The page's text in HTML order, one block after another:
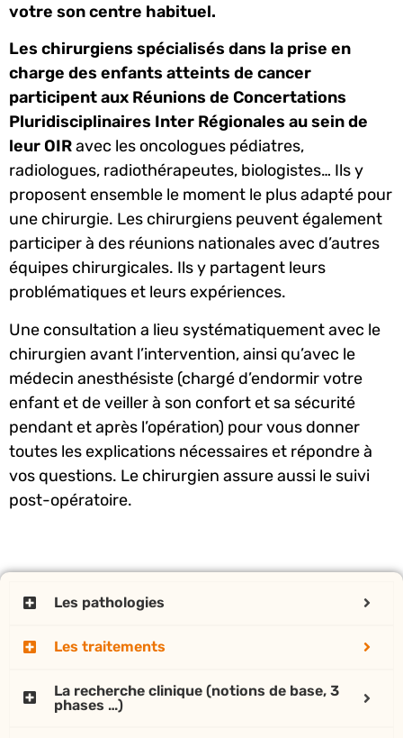
votre son centre habituel.
Les chirurgiens spécialisés dans la prise en
charge des enfants atteints de cancer
participent aux Réunions de Concertations
Pluridisciplinaires Inter Régionales au sein de
leur OIRavec les oncologues pédiatres,
radiologues, radiothérapeutes, biologistes… Ils y
proposent ensemble le moment le plus adapté pour
une chirurgie. Les chirurgiens peuvent également
participer à des réunions nationales avec d’autres
équipes chirurgicales. Ils y partagent leurs
problématiques et leurs expériences.
Une consultation a lieu systématiquement avec le
chirurgien avant l’intervention, ainsi qu’avec le
médecin anesthésiste (chargé d’endormir votre
enfant et de veiller à son confort et sa sécurité
pendant et après l’opération) pour vous donner
toutes les explications nécessaires et répondre à
vos questions. Le chirurgien assure aussi le suivi
post-opératoire.
Les pathologies
Les traitements
La recherche clinique (notions de base, 3
phases …)